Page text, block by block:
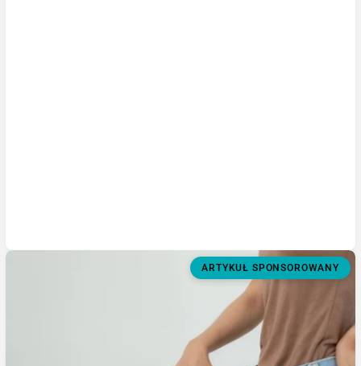
ARTYKUŁ SPONSOROWANY